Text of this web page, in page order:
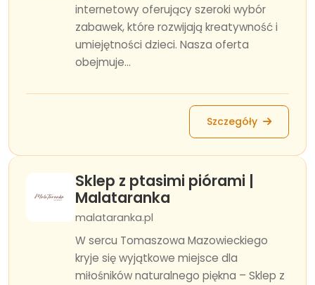
internetowy oferujący szeroki wybór
zabawek, które rozwijają kreatywność i
umiejętności dzieci. Nasza oferta
obejmuje...
Szczegóły
Sklep z ptasimi piórami |
Malataranka
malataranka.pl
W sercu Tomaszowa Mazowieckiego
kryje się wyjątkowe miejsce dla
miłośników naturalnego piękna – Sklep z